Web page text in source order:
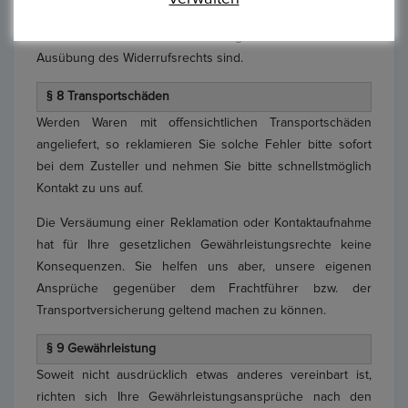
Ausübung des Widerrufsrechts sind.
§ 8 Transportschäden
Werden Waren mit offensichtlichen Transportschäden
angeliefert, so reklamieren Sie solche Fehler bitte sofort
bei dem Zusteller und nehmen Sie bitte schnellstmöglich
Kontakt zu uns auf.
Die Versäumung einer Reklamation oder Kontaktaufnahme
hat für Ihre gesetzlichen Gewährleistungsrechte keine
Konsequenzen. Sie helfen uns aber, unsere eigenen
Ansprüche gegenüber dem Frachtführer bzw. der
Transportversicherung geltend machen zu können.
§ 9 Gewährleistung
Soweit nicht ausdrücklich etwas anderes vereinbart ist,
richten sich Ihre Gewährleistungsansprüche nach den